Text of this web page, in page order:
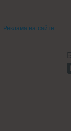
Реклама на сайте